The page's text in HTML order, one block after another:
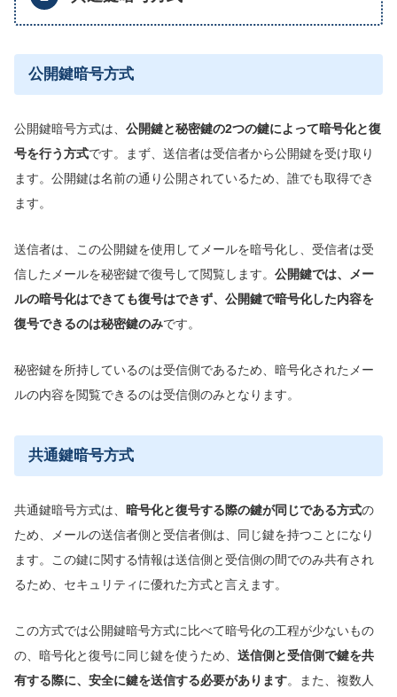
公開鍵暗号方式
公開鍵暗号方式は、 公開鍵と秘密鍵の2つの鍵によって暗号化と復
号を行う方式です。まず、送信者は受信者から公開鍵を受け取り
ます。公開鍵は名前の通り公開されているため、誰でも取得でき
ます。
送信者は、この公開鍵を使用してメールを暗号化し、受信者は受
信したメールを秘密鍵で復号して閲覧します。 公開鍵では、メー
ルの暗号化はできても復号はできず、公開鍵で暗号化した内容を
復号できるのは秘密鍵のみです。
秘密鍵を所持しているのは受信側であるため、暗号化されたメー
ルの内容を閲覧できるのは受信側のみとなります。
共通鍵暗号方式
共通鍵暗号方式は、 暗号化と復号する際の鍵が同じである方式の
ため、メールの送信者側と受信者側は、同じ鍵を持つことになり
ます。この鍵に関する情報は送信側と受信側の間でのみ共有され
るため、セキュリティに優れた方式と言えます。
この方式では公開鍵暗号方式に比べて暗号化の工程が少ないもの
の、暗号化と復号に同じ鍵を使うため、 送信側と受信側で鍵を共
有する際に、安全に鍵を送信する必要があります。また、複数人